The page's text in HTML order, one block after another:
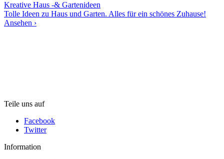
Kreative Haus -& Gartenideen
Tolle Ideen zu Haus und Garten. Alles für ein schönes Zuhause!
Ansehen ›
Teile uns auf
Facebook
Twitter
Information